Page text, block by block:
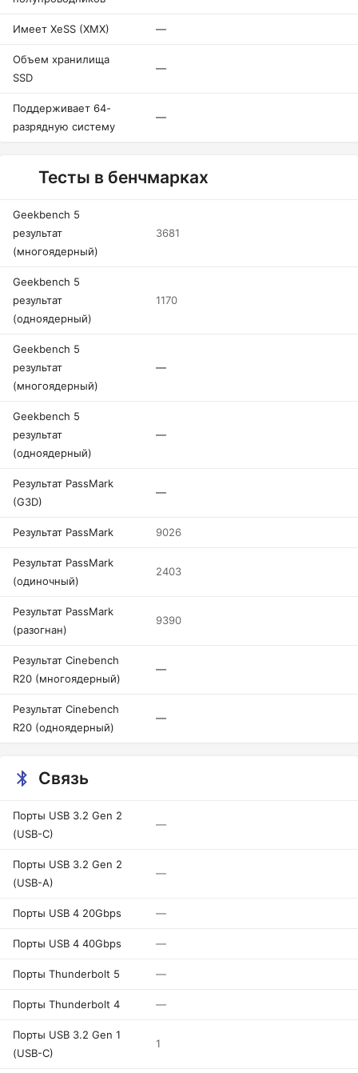
Имеет XeSS (XMX) —
Объем хранилища
SSD
—
Поддерживает 64-
разрядную систему
—
Тесты в бенчмарках
Geekbench 5
результат
(многоядерный)
3681
Geekbench 5
результат
(одноядерный)
1170
Geekbench 5
результат
(многоядерный)
—
Geekbench 5
результат
(одноядерный)
—
Результат PassMark
(G3D)
—
Результат PassMark 9026
Результат PassMark
(одиночный)
2403
Результат PassMark
(разогнан)
9390
Результат Cinebench
R20 (многоядерный)
—
Результат Cinebench
R20 (одноядерный)
—
Связь
Порты USB 3.2 Gen 2
(USB-C)
—
Порты USB 3.2 Gen 2
(USB-A)
—
Порты USB 4 20Gbps —
Порты USB 4 40Gbps —
Порты Thunderbolt 5 —
Порты Thunderbolt 4 —
Порты USB 3.2 Gen 1
(USB-C)
1